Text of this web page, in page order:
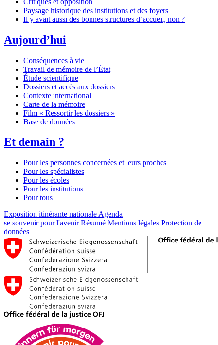
Paysage historique des institutions et des foyers
Il y avait aussi des bonnes structures d’accueil, non ?
Aujourd’hui
Conséquences à vie
Travail de mémoire de l’État
Étude scientifique
Dossiers et accès aux dossiers
Contexte international
Carte de la mémoire
Film « Ressortir les dossiers »
Base de données
Et demain ?
Pour les personnes concernées et leurs proches
Pour les spécialistes
Pour les écoles
Pour les institutions
Pour tous
Exposition itinérante nationale Agenda
se souvenir pour l'avenirRésumé Mentions légales Protection de
données